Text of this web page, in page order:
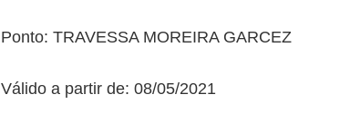
Ponto: TRAVESSA MOREIRA GARCEZ
Válido a partir de: 08/05/2021